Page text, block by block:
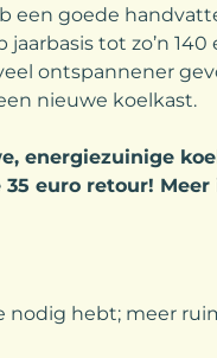
een goede
tot zo’n
ontspannener
nieuwe koelkast.
energiezuinige
euro retour!
nodig hebt; meer